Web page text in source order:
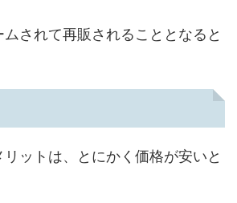
されて再販されることとなると
ットは、とにかく価格が安いと